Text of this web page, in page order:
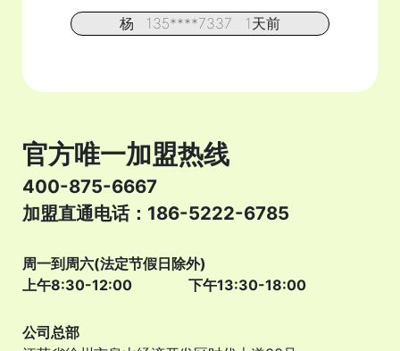
杨 135****7337
1天前
郑*
199****6280
0天前
梁
181****9423
陈
135****6815
金**
133****0909 3天前
官方唯一加盟热线
400-875-6667
加盟直通电话：186-5222-6785
周一到周六(法定节假日除外)
上午8:30-12:00
下午13:30-18:00
公司总部